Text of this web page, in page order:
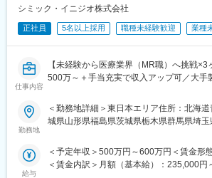
＜頑張りは適切に評価＞
成果に応じた評価制度が整っており、頑張
も目指せます。
■福利厚生（転勤を伴う場合）：
＜社宅制度（法人契約）＞
・入居時の引越し費用：会社負担（会社
治療、地域医療課題に貢献することができ
■安心の研修体制：
・入社から3か月間：座学研修（導入教育
└医薬品や医療業界、営業方法についての
・導入教育終了後は、Web講義、e-
わせて行う、MR認定試験に100％を担保
・現場配属後も月1回以上の面談を設けて
フォロー体制を整えております。
営業職が目指せます。
シミック・イニジオ株式会社
正社員 5名以上採用 職種未経験歓迎 業種
仕事内容
【未経験から医療業界（MR職）へ挑戦
500万～＋手当充実で収入アップ可／大手
＜入社月について＞
入社月が決まっているため同期も多く安
勤務地
＜勤務地詳細＞東日本エリア住所：北海
城県山形県福島県茨城県栃木県群馬県埼
全面禁煙変更の範囲：会社の定める事業所
給与
＜予定年収＞500万円～600万円＜賃金形
＜賃金内訳＞月額（基本給）：235,000円